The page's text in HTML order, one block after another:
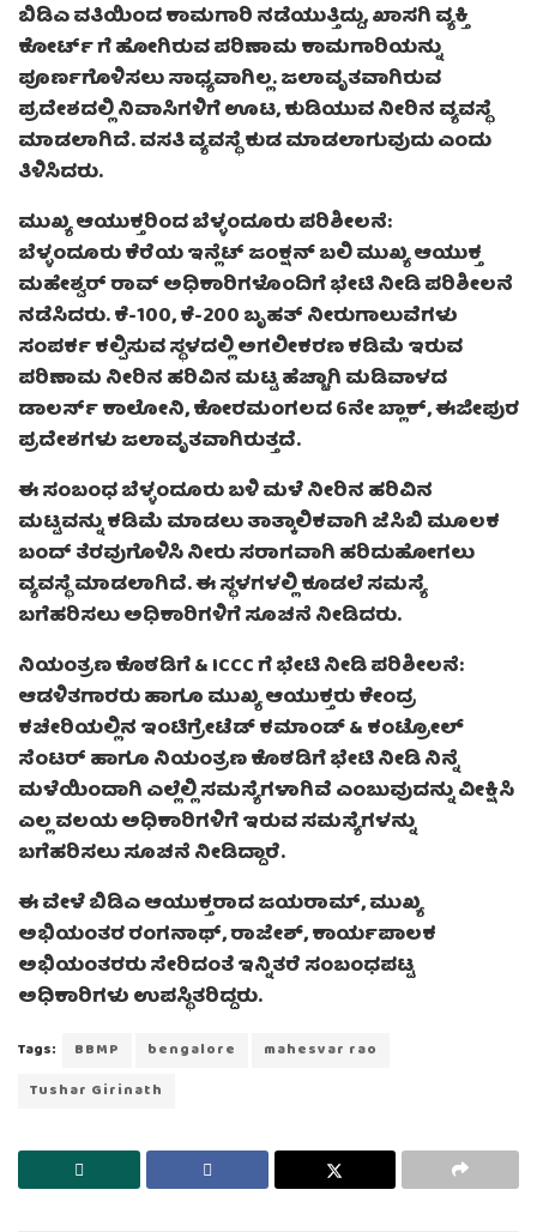
ಬಿಡಿಎ ವತಿಯಿಂದ ಕಾಮಗಾರಿ ನಡೆಯುತ್ತಿದ್ದು, ಖಾಸಗಿ ವ್ಯಕ್ತಿ
ಕೋರ್ಟ್ ಗೆ ಹೋಗಿರುವ ಪರಿಣಾಮ ಕಾಮಗಾರಿಯನ್ನು
ಪೂರ್ಣಗೊಳಿಸಲು ಸಾಧ್ಯವಾಗಿಲ್ಲ. ಜಲಾವೃತವಾಗಿರುವ
ಪ್ರದೇಶದಲ್ಲಿ ನಿವಾಸಿಗಳಿಗೆ ಊಟ, ಕುಡಿಯುವ ನೀರಿನ ವ್ಯವಸ್ಥೆ
ಮಾಡಲಾಗಿದೆ. ವಸತಿ ವ್ಯವಸ್ಥೆ ಕುಡ ಮಾಡಲಾಗುವುದು ಎಂದು
ತಿಳಿಸಿದರು.
ಮುಖ್ಯ ಆಯುಕ್ತರಿಂದ ಬೆಳ್ಳಂದೂರು ಪರಿಶೀಲನೆ:
ಬೆಳ್ಳಂದೂರು ಕೆರೆಯ ಇನ್ಲೆಟ್ ಜಂಕ್ಷನ್ ಬಲಿ ಮುಖ್ಯ ಆಯುಕ್ತ
ಮಹೇಶ್ವರ್ ರಾವ್ ಅಧಿಕಾರಿಗಳೊಂದಿಗೆ ಭೇಟಿ ನೀಡಿ ಪರಿಶೀಲನೆ
ನಡೆಸಿದರು. ಕೆ-100, ಕೆ-200 ಬೃಹತ್ ನೀರುಗಾಲುವೆಗಳು
ಸಂಪರ್ಕ ಕಲ್ಪಿಸುವ ಸ್ಥಳದಲ್ಲಿ ಅಗಲೀಕರಣ ಕಡಿಮೆ ಇರುವ
ಪರಿಣಾಮ ನೀರಿನ ಹರಿವಿನ ಮಟ್ಟ ಹೆಚ್ಚಾಗಿ ಮಡಿವಾಳದ
ಡಾಲರ್ಸ್ ಕಾಲೋನಿ, ಕೋರಮಂಗಲದ 6ನೇ ಬ್ಲಾಕ್, ಈಜೀಪುರ
ಪ್ರದೇಶಗಳು ಜಲಾವೃತವಾಗಿರುತ್ತದೆ.
ಈ ಸಂಬಂಧ ಬೆಳ್ಳಂದೂರು ಬಳಿ ಮಳೆ ನೀರಿನ ಹರಿವಿನ
ಮಟ್ಟವನ್ನು ಕಡಿಮೆ ಮಾಡಲು ತಾತ್ಕಾಲಿಕವಾಗಿ ಜೆಸಿಬಿ ಮೂಲಕ
ಬಂದ್ ತೆರವುಗೊಳಿಸಿ ನೀರು ಸರಾಗವಾಗಿ ಹರಿದುಹೋಗಲು
ವ್ಯವಸ್ಥೆ ಮಾಡಲಾಗಿದೆ. ಈ ಸ್ಥಳಗಳಲ್ಲಿ ಕೂಡಲೆ ಸಮಸ್ಯೆ
ಬಗೆಹರಿಸಲು ಅಧಿಕಾರಿಗಳಿಗೆ ಸೂಚನೆ ನೀಡಿದರು.
ನಿಯಂತ್ರಣ ಕೊಠಡಿಗೆ & ICCC ಗೆ ಭೇಟಿ ನೀಡಿ ಪರಿಶೀಲನೆ:
ಆಡಳಿತಗಾರರು ಹಾಗೂ ಮುಖ್ಯ ಆಯುಕ್ತರು ಕೇಂದ್ರ
ಕಚೇರಿಯಲ್ಲಿನ ಇಂಟಿಗ್ರೇಟೆಡ್ ಕಮಾಂಡ್ & ಕಂಟ್ರೋಲ್
ಸೆಂಟರ್ ಹಾಗೂ ನಿಯಂತ್ರಣ ಕೊಠಡಿಗೆ ಭೇಟಿ ನೀಡಿ ನಿನ್ನೆ
ಮಳೆಯಿಂದಾಗಿ ಎಲ್ಲೆಲ್ಲಿ ಸಮಸ್ಯೆಗಳಾಗಿವೆ ಎಂಬುವುದನ್ನು ವೀಕ್ಷಿಸಿ
ಎಲ್ಲ ವಲಯ ಅಧಿಕಾರಿಗಳಿಗೆ ಇರುವ ಸಮಸ್ಯೆಗಳನ್ನು
ಬಗೆಹರಿಸಲು ಸೂಚನೆ ನೀಡಿದ್ದಾರೆ.
ಈ ವೇಳೆ ಬಿಡಿಎ ಆಯುಕ್ತರಾದ ಜಯರಾಮ್, ಮುಖ್ಯ
ಅಭಿಯಂತರ ರಂಗನಾಥ್, ರಾಜೇಶ್, ಕಾರ್ಯಪಾಲಕ
ಅಭಿಯಂತರರು ಸೇರಿದಂತೆ ಇನ್ನಿತರೆ ಸಂಬಂಧಪಟ್ಟ
ಅಧಿಕಾರಿಗಳು ಉಪಸ್ಥಿತರಿದ್ದರು.
Tags: BBMP bengalore
mahesvar rao
Tushar Girinath